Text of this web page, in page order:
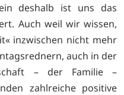
deshalb ist uns das
Auch weil wir wissen,
inzwischen nicht mehr
auch in der
– der Familie –
zahlreiche positive